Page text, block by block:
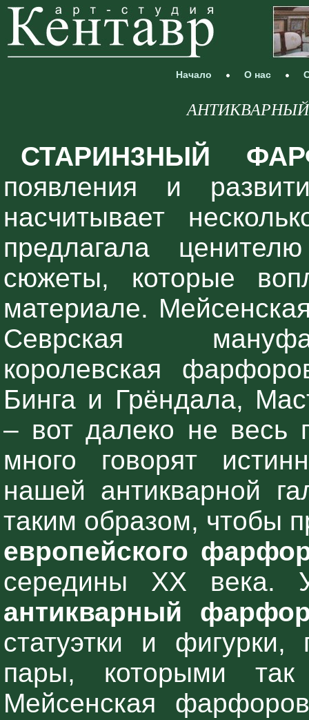
Начало О нас
АНТИКВАРНЫЙ
СТАРИН3НЫЙ
появления и
насчитывает
предлагала
сюжеты, которые
материале.
Севрская
королевская
Бинга и Грёндала,
– вот далеко не весь
много говорят
нашей антикварной
таким образом, чтобы
европейского
середины XX
антикварный
статуэтки и фигурки,
пары, которыми
Мейсенская